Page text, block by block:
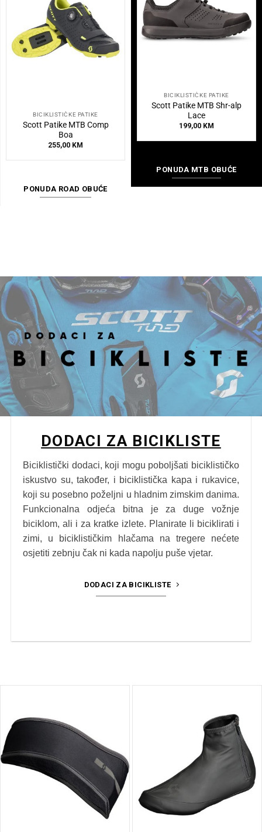
BICIKLISTIČKE PATIKE
Scott Patike MTB Comp
Boa
255,00 KM
PONUDA ROAD OBUĆE
BICIKLISTIČKE PATIKE
Scott Patike MTB Shr-alp
Lace
199,00 KM
PONUDA MTB OBUĆE
DODACI ZA BICIKLISTE
Biciklistički dodaci, koji mogu poboljšati biciklističko
iskustvo su, također, i biciklistička kapa i rukavice,
koji su posebno poželjni u hladnim zimskim danima.
Funkcionalna odjeća bitna je za duge vožnje
biciklom, ali i za kratke izlete. Planirate li biciklirati i
zimi, u biciklističkim hlačama na tregere nećete
osjetiti zebnju čak ni kada napolju puše vjetar.
DODACI ZA BICIKLISTE